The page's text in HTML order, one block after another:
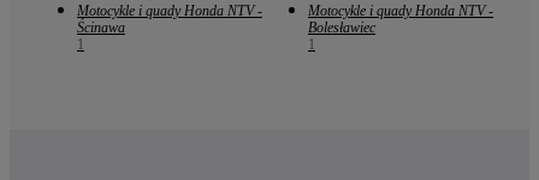
Motocykle i quady Honda NTV -
Ścinawa
1
Motocykle i quady Honda NTV -
Bolesławiec
1